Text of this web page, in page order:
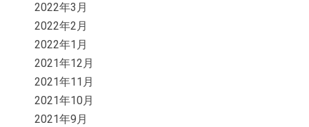
2022年3月
2022年2月
2022年1月
2021年12月
2021年11月
2021年10月
2021年9月